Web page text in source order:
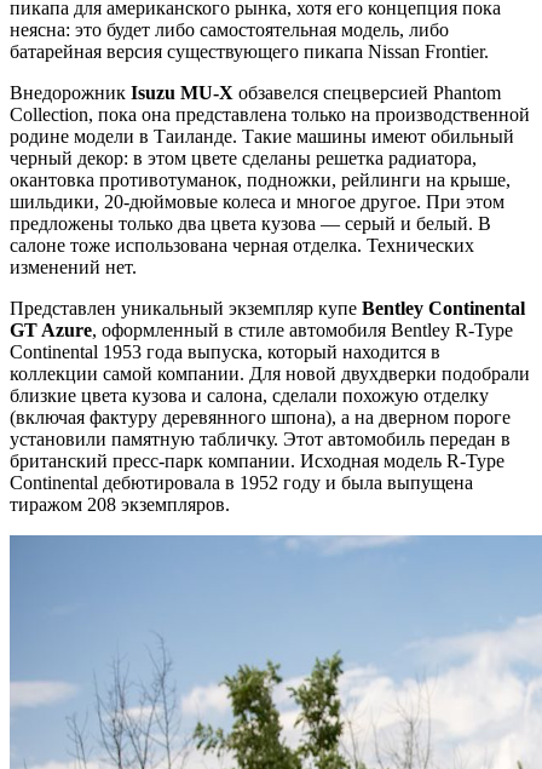
пикапа для американского рынка, хотя его концепция пока
неясна: это будет либо самостоятельная модель, либо
батарейная версия существующего пикапа Nissan Frontier.
Внедорожник Isuzu MU-X обзавелся спецверсией Phantom
Collection, пока она представлена только на производственной
родине модели в Таиланде. Такие машины имеют обильный
черный декор: в этом цвете сделаны решетка радиатора,
окантовка противотуманок, подножки, рейлинги на крыше,
шильдики, 20-дюймовые колеса и многое другое. При этом
предложены только два цвета кузова — серый и белый. В
салоне тоже использована черная отделка. Технических
изменений нет.
Представлен уникальный экземпляр купе Bentley Continental
GT Azure, оформленный в стиле автомобиля Bentley R-Type
Continental 1953 года выпуска, который находится в
коллекции самой компании. Для новой двухдверки подобрали
близкие цвета кузова и салона, сделали похожую отделку
(включая фактуру деревянного шпона), а на дверном пороге
установили памятную табличку. Этот автомобиль передан в
британский пресс-парк компании. Исходная модель R-Type
Continental дебютировала в 1952 году и была выпущена
тиражом 208 экземпляров.